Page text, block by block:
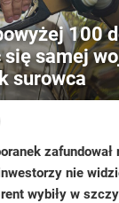
100
się samej
surowca
nie
wybiły w